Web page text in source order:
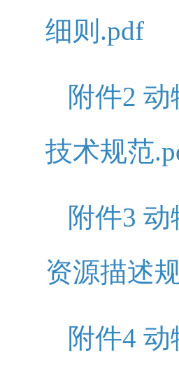
细则.pdf
附件2
技术规范
附件3
资源描述
附件4